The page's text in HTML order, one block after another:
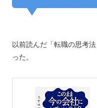
以前読んだ「転職の思考
った。